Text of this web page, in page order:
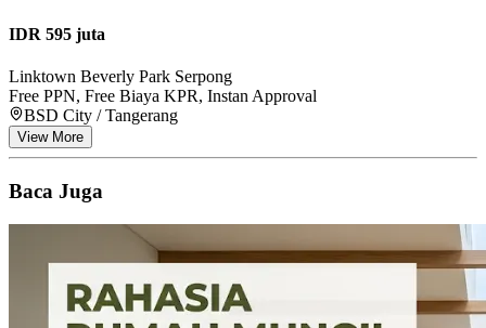
IDR 595 juta
Linktown Beverly Park Serpong
Free PPN, Free Biaya KPR, Instan Approval
BSD City / Tangerang
View More
Baca Juga